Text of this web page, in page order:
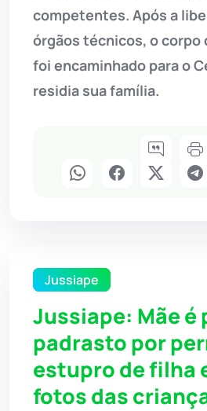
competentes. Após a
órgãos técnicos, o corpo
foi encaminhado para o
residia sua família.
Jussiape
Jussiape: Mãe é
padrasto por
estupro de filha
fotos das